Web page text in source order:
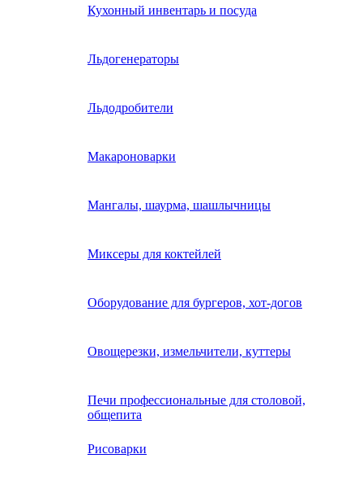
Кухонный инвентарь и посуда
Льдогенераторы
Льдодробители
Макароноварки
Мангалы, шаурма, шашлычницы
Миксеры для коктейлей
Оборудование для бургеров, хот-догов
Овощерезки, измельчители, куттеры
Печи профессиональные для столовой,
общепита
Рисоварки